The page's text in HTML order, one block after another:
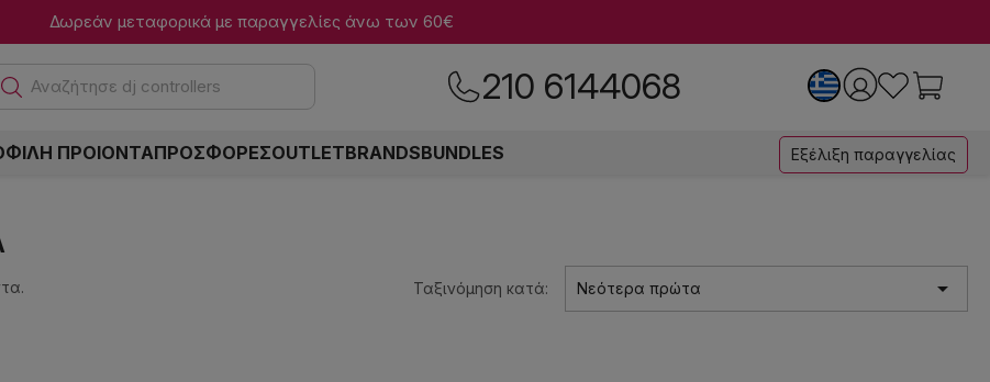
Δωρεάν μεταφορικά με παραγγελίες άνω των 60€
Αναζήτη 210 6144068
ΠΡΟΙΟΝΤΑΠΡΟΣΦΟΡΕΣOUTLETBRANDSBUNDLES Εξέλιξη παραγγελίας
Ταξινόμηση κατά: Νεότερα πρώτα 